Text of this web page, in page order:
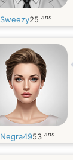
Sweezy25 ans
Negra4953 ans